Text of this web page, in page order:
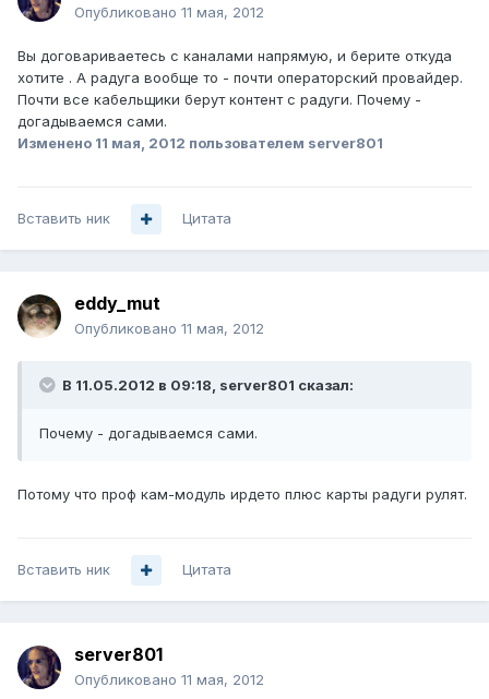
Опубликовано 11 мая, 2012
Вы договариваетесь с каналами напрямую, и берите откуда
хотите . А радуга вообще то - почти операторский провайдер.
Почти все кабельщики берут контент с радуги. Почему -
догадываемся сами.
Изменено 11 мая, 2012 пользователем server801
Вставить ник Цитата
eddy_mut
Опубликовано 11 мая, 2012
В 11.05.2012 в 09:18, server801 сказал:
Почему - догадываемся сами.
Потому что проф кам-модуль ирдето плюс карты радуги рулят.
Вставить ник Цитата
server801
Опубликовано 11 мая, 2012